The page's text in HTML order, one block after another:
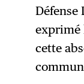
exprimé
cette